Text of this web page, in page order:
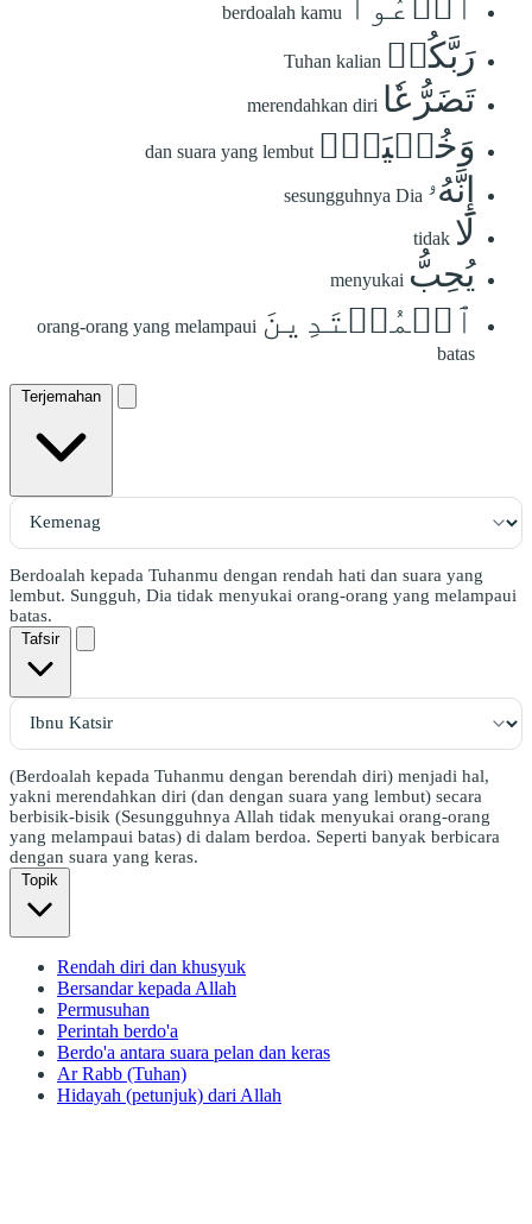
berdoalah kamu
رَبَّكُمۡ Tuhan kalian
تَضَرُّعٗا merendahkan diri
وَخُفۡيَةًۚ dan suara yang lembut
إِنَّهُۥ sesungguhnya Dia
لَا tidak
يُحِبُّ menyukai
ٱلۡمُعۡتَدِينَ orang-orang yang melampaui
batas
Terjemahan
Berdoalah kepada Tuhanmu dengan rendah hati dan suara yang
lembut. Sungguh, Dia tidak menyukai orang-orang yang melampaui
batas.
Tafsir
(Berdoalah kepada Tuhanmu dengan berendah diri) menjadi hal,
yakni merendahkan diri (dan dengan suara yang lembut) secara
berbisik-bisik (Sesungguhnya Allah tidak menyukai orang-orang
yang melampaui batas) di dalam berdoa. Seperti banyak berbicara
dengan suara yang keras.
Topik
Rendah diri dan khusyuk
Bersandar kepada Allah
Permusuhan
Perintah berdo'a
Berdo'a antara suara pelan dan keras
Ar Rabb (Tuhan)
Hidayah (petunjuk) dari Allah